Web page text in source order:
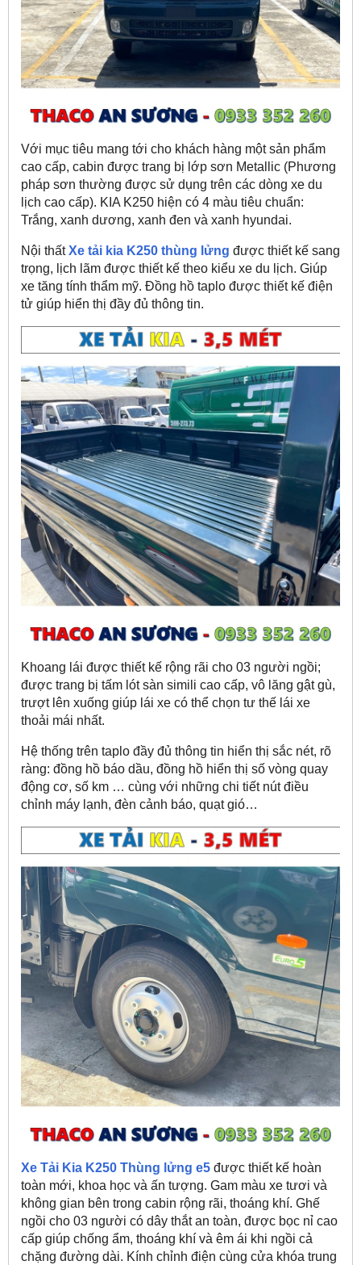
Với mục tiêu mang tới cho khách hàng một sản phẩm
cao cấp, cabin được trang bị lớp sơn Metallic (Phương
pháp sơn thường được sử dụng trên các dòng xe du
lịch cao cấp). KIA K250 hiện có 4 màu tiêu chuẩn:
Trắng, xanh dương, xanh đen và xanh hyundai.
Nội thấtXe tải kia K250 thùng lửng được thiết kế sang
trọng, lịch lãm được thiết kế theo kiểu xe du lịch. Giúp
xe tăng tính thẩm mỹ. Đồng hồ taplo được thiết kế điện
tử giúp hiển thị đầy đủ thông tin.
Khoang lái được thiết kế rộng rãi cho 03 người ngồi;
được trang bị tấm lót sàn simili cao cấp, vô lăng gật gù,
trượt lên xuống giúp lái xe có thể chọn tư thế lái xe
thoải mái nhất.
Hệ thống trên taplo đầy đủ thông tin hiển thị sắc nét, rõ
ràng: đồng hồ báo dầu, đồng hồ hiển thị số vòng quay
động cơ, số km … cùng với những chi tiết nút điều
chỉnh máy lạnh, đèn cảnh báo, quạt gió…
Xe Tải Kia K250 Thùng lửng e5 được thiết kế hoàn
toàn mới, khoa học và ấn tượng. Gam màu xe tươi và
không gian bên trong cabin rộng rãi, thoáng khí. Ghế
ngồi cho 03 người có dây thắt an toàn, được bọc nỉ cao
cấp giúp chống ẩm, thoáng khí và êm ái khi ngồi cả
chặng đường dài. Kính chỉnh điện cùng cửa khóa trung